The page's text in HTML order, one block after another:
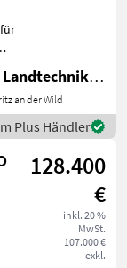
Widhalm Landtechnik GmbH
an der Wild
Plus Händler
128.400
€
inkl. 20 %
MwSt.
107.000 €
exkl.